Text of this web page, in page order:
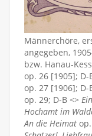
Männerchöre,
angegeben,
bzw. Hanau-
op. 26 [1905]; D-
op. 27 [1906]; D-
op. 29; D-B <>
Hochamt im
An die Heimat